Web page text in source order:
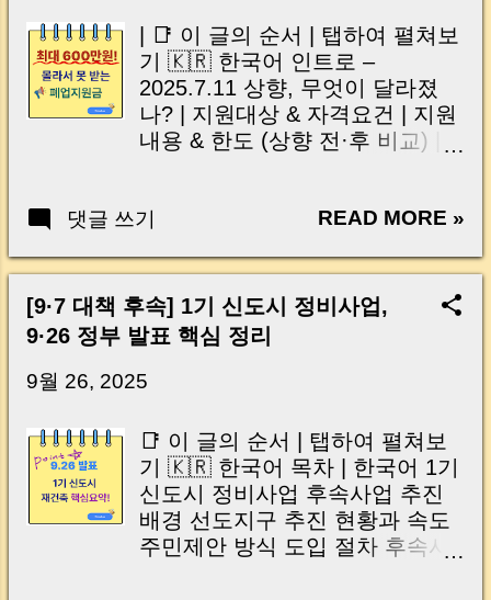
히면서, 오늘 거래 현장에서는 발
급받아둔 등기부로 대신 설명을
드릴 수밖에 없었죠. 다행히 큰
문제는 없었지만, 현재와 같은 상
황은 실제 부동산 거래 일정 에 직
결되는 만큼 예민할 수밖에 없습
해 발생한 장애 현황과, 부동산 거
래 현장에 미치는 구체적인 영향
을 차근차근 정리해드리겠습니
되실 거예요. | Intro (English) For
those who had real estate
must have been a tense
the breaking news about the fire
at the National Information
Resources Service data center
came out, I immediately worried
that the real estate e-contract
| 📑 이 글의 순서 | 탭하여 펼쳐보
기 🇰🇷 한국어 인트로 –
2025.7.11 상향, 무엇이 달라졌
나? | 지원대상 & 자격요건 | 지원
내용 & 한도 (상향 전·후 비교) |
로 & 통합신청 팁) | 준비서류 체
정산서류) | 심사·보완 자주 탈락
하는 사례 & 통과 팁 | 전문가 반
응 – 찬성 포인트 & 우려 포인트 |
자주 묻는 질문 (Q&A) | 요약 박
스 – 핵심만 콕! | 함께 보면 좋은
English Intro – What Changed on
July 11, 2025? | Eligibility &
Requirements | What’s Covered
& Limits (Before vs. After) |
Excluded Sectors · Space Rules
· Paid Lease | How to Apply
댓글 쓰기 READ MORE »
[9·7 대책 후속] 1기 신도시 정비사업,
9·26 정부 발표 핵심 정리
9월 26, 2025
📑 이 글의 순서 | 탭하여 펼쳐보
기 🇰🇷 한국어 목차 | 한국어 1기
신도시 정비사업 후속사업 추진
배경 선도지구 추진 현황과 속도
주민제안 방식 도입 절차 후속사